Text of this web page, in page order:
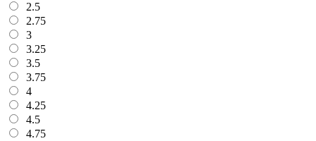
2.5
2.75
3
3.25
3.5
3.75
4
4.25
4.5
4.75